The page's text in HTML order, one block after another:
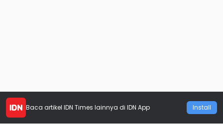
Baca artikel IDN Times lainnya di IDN App Install